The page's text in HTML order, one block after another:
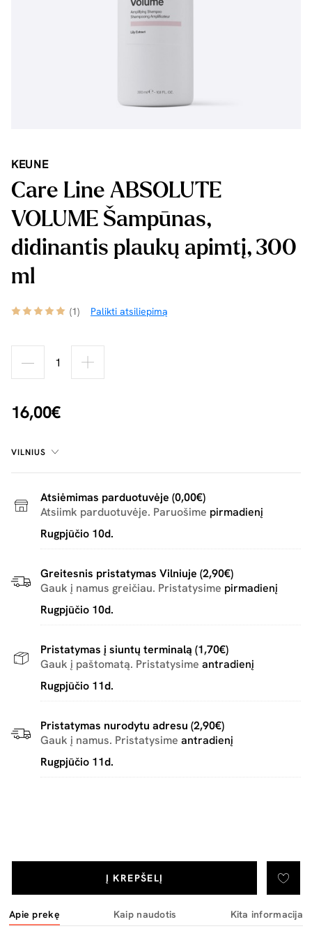
KEUNE
Care Line ABSOLUTE
VOLUME Šampūnas,
didinantis plaukų apimtį, 300
ml
(1) Palikti atsiliepimą
16,00€
Į KREPŠELĮ
VILNIUS
Atsiėmimas parduotuvėje (0,00€)
Atsiimk parduotuvėje. Paruošime pirmadienį
Rugpjūčio 10d.
Greitesnis pristatymas Vilniuje (2,90€)
Gauk į namus greičiau. Pristatysime pirmadienį
Rugpjūčio 10d.
Pristatymas į siuntų terminalą (1,70€)
Gauk į paštomatą. Pristatysime antradienį
Rugpjūčio 11d.
Pristatymas nurodytu adresu (2,90€)
Gauk į namus. Pristatysime antradienį
Rugpjūčio 11d.
Apie prekę Kaip naudotis Kita informacija